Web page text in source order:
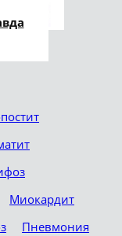
Миокардит
Пневмония